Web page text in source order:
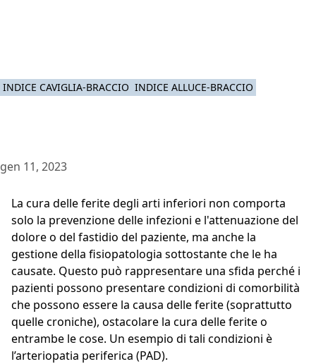
INDICE CAVIGLIA-BRACCIO INDICE ALLUCE-BRACCIO
gen 11, 2023
La cura delle ferite degli arti inferiori non comporta
solo la prevenzione delle infezioni e l'attenuazione del
dolore o del fastidio del paziente, ma anche la
gestione della fisiopatologia sottostante che le ha
causate. Questo può rappresentare una sfida perché i
pazienti possono presentare condizioni di comorbilità
che possono essere la causa delle ferite (soprattutto
quelle croniche), ostacolare la cura delle ferite o
entrambe le cose. Un esempio di tali condizioni è
l’arteriopatia periferica (PAD).